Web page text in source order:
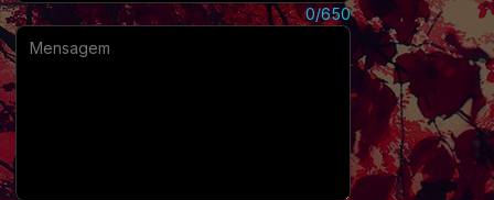
Mensagem: 0/650